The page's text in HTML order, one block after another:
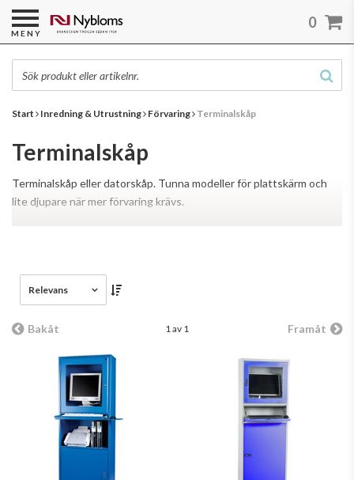
Start Inredning & Utrustning Förvaring Terminalskåp
Terminalskåp
Terminalskåp eller datorskåp. Tunna modeller för plattskärm och
lite djupare när mer förvaring krävs.
Relevans
Bakåt 1 av 1 Framåt
MENY
0